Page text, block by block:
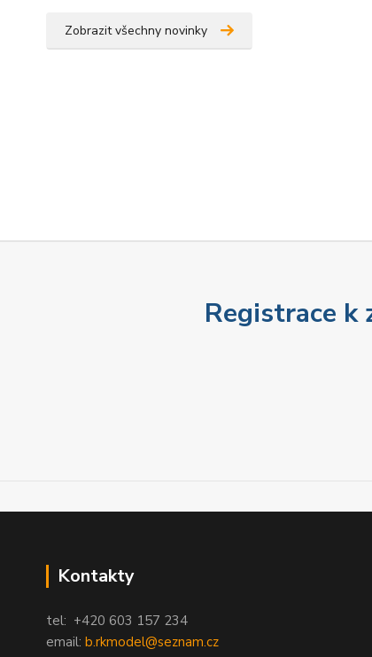
Zobrazit všechny novinky
Registrace k
Kontakty
tel: +420 603 157 234
email: b.rkmodel@seznam.cz